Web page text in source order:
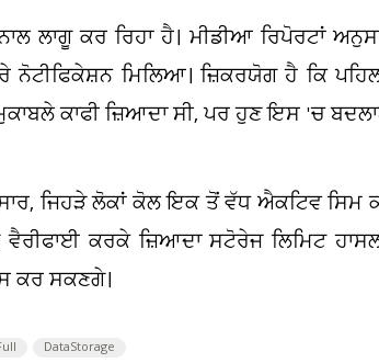
ਲਾਗੂ ਕਰ ਰਿਹਾ ਹੈ। ਮੀਡੀਆ ਰਿਪੋਰਟਾਂ
ਮਿਲਿਆ। ਜ਼ਿਕਰਯੋਗ ਹੈ ਕਿ
ਕਾਫੀ ਜ਼ਿਆਦਾ ਸੀ, ਪਰ ਹੁਣ ਇਸ 'ਚ
ਜਿਹੜੇ ਲੋਕਾਂ ਕੋਲ ਇਕ ਤੋਂ ਵੱਧ ਐਕਟਿਵ ਸਿਮ
ਕਰਕੇ ਜ਼ਿਆਦਾ ਸਟੋਰੇਜ ਲਿਮਿਟ
ਕਰ ਸਕਣਗੇ।
DataStorage